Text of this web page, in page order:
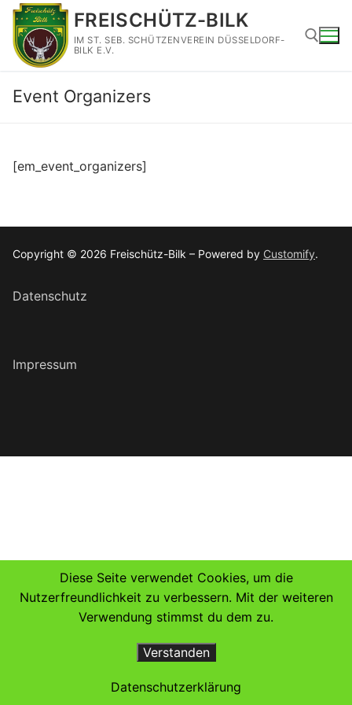
Zum
Inhalt
springen
FREISCHÜTZ-BILK
IM ST. SEB. SCHÜTZENVEREIN DÜSSELDORF-
BILK E.V.
Event Organizers
[em_event_organizers]
Copyright © 2026 Freischütz-Bilk – Powered by Customify.
Datenschutz
Impressum
Diese Seite verwendet Cookies, um die
Nutzerfreundlichkeit zu verbessern. Mit der weiteren
Verwendung stimmst du dem zu.
Verstanden
Datenschutzerklärung